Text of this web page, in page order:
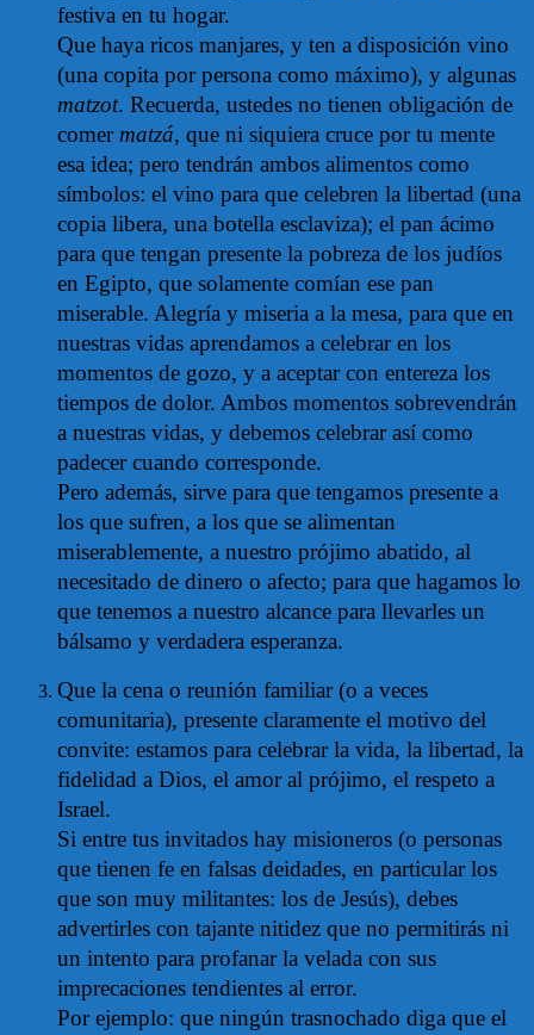
festiva en tu hogar.
Que haya ricos manjares, y ten a disposición vino
(una copita por persona como máximo), y algunas
matzot. Recuerda, ustedes no tienen obligación de
comer matzá, que ni siquiera cruce por tu mente
esa idea; pero tendrán ambos alimentos como
símbolos: el vino para que celebren la libertad (una
copia libera, una botella esclaviza); el pan ácimo
para que tengan presente la pobreza de los judíos
en Egipto, que solamente comían ese pan
miserable. Alegría y miseria a la mesa, para que en
nuestras vidas aprendamos a celebrar en los
momentos de gozo, y a aceptar con entereza los
tiempos de dolor. Ambos momentos sobrevendrán
a nuestras vidas, y debemos celebrar así como
padecer cuando corresponde.
Pero además, sirve para que tengamos presente a
los que sufren, a los que se alimentan
miserablemente, a nuestro prójimo abatido, al
necesitado de dinero o afecto; para que hagamos lo
que tenemos a nuestro alcance para llevarles un
bálsamo y verdadera esperanza.
Que la cena o reunión familiar (o a veces
comunitaria), presente claramente el motivo del
convite: estamos para celebrar la vida, la libertad, la
fidelidad a Dios, el amor al prójimo, el respeto a
Israel.
Si entre tus invitados hay misioneros (o personas
que tienen fe en falsas deidades, en particular los
que son muy militantes: los de Jesús), debes
advertirles con tajante nitidez que no permitirás ni
un intento para profanar la velada con sus
imprecaciones tendientes al error.
Por ejemplo: que ningún trasnochado diga que el